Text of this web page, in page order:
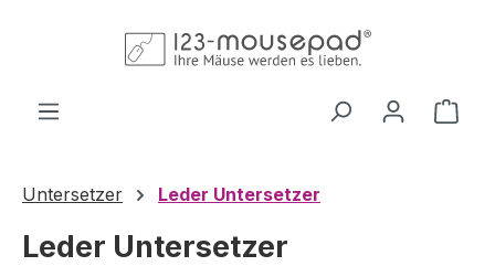
Untersetzer Leder Untersetzer
Leder Untersetzer